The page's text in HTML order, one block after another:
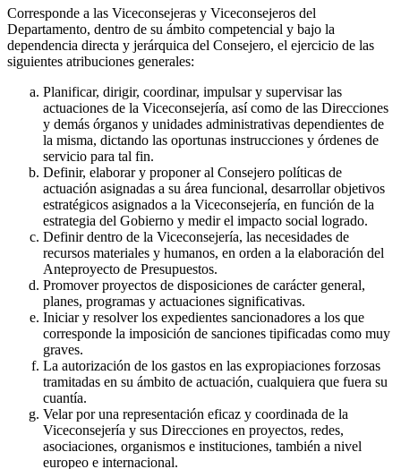
Corresponde a las Viceconsejeras y Viceconsejeros del
Departamento, dentro de su ámbito competencial y bajo la
dependencia directa y jerárquica del Consejero, el ejercicio de las
siguientes atribuciones generales:
Planificar, dirigir, coordinar, impulsar y supervisar las
actuaciones de la Viceconsejería, así como de las Direcciones
y demás órganos y unidades administrativas dependientes de
la misma, dictando las oportunas instrucciones y órdenes de
servicio para tal fin.
Definir, elaborar y proponer al Consejero políticas de
actuación asignadas a su área funcional, desarrollar objetivos
estratégicos asignados a la Viceconsejería, en función de la
estrategia del Gobierno y medir el impacto social logrado.
Definir dentro de la Viceconsejería, las necesidades de
recursos materiales y humanos, en orden a la elaboración del
Anteproyecto de Presupuestos.
Promover proyectos de disposiciones de carácter general,
planes, programas y actuaciones significativas.
Iniciar y resolver los expedientes sancionadores a los que
corresponde la imposición de sanciones tipificadas como muy
graves.
La autorización de los gastos en las expropiaciones forzosas
tramitadas en su ámbito de actuación, cualquiera que fuera su
cuantía.
Velar por una representación eficaz y coordinada de la
Viceconsejería y sus Direcciones en proyectos, redes,
asociaciones, organismos e instituciones, también a nivel
europeo e internacional.